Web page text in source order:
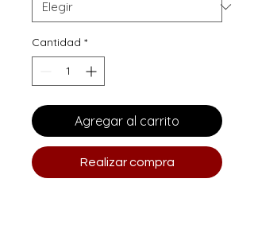
Cantidad *
Agregar al carrito
Realizar compra